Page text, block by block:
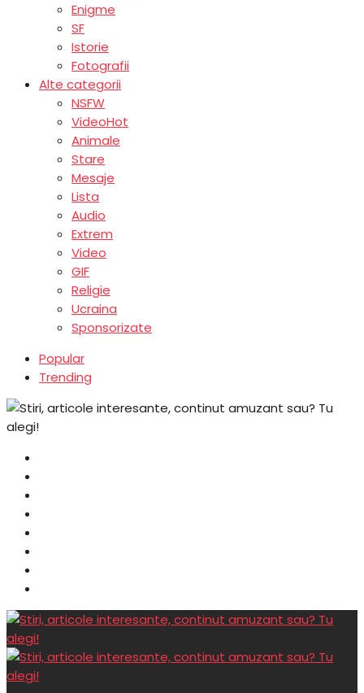
Enigme
SF
Istorie
Fotografii
Alte categorii
NSFW
VideoHot
Animale
Stare
Mesaje
Lista
Audio
Extrem
Video
GIF
Religie
Ucraina
Sponsorizate
Popular
Trending